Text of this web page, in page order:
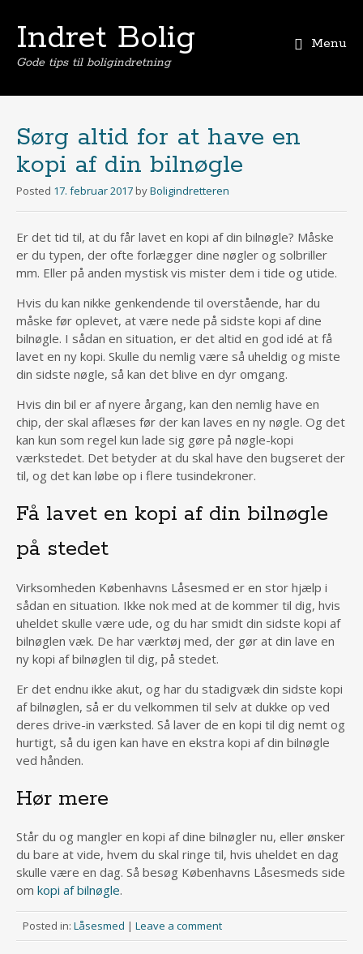
Indret Bolig
Gode tips til boligindretning
Menu
Sørg altid for at have en
kopi af din bilnøgle
Posted 17. februar 2017 byBoligindretteren
Er det tid til, at du får lavet en kopi af din bilnøgle? Måske
er du typen, der ofte forlægger dine nøgler og solbriller
mm. Eller på anden mystisk vis mister dem i tide og utide.
Hvis du kan nikke genkendende til overstående, har du
måske før oplevet, at være nede på sidste kopi af dine
bilnøgle. I sådan en situation, er det altid en god idé at få
lavet en ny kopi. Skulle du nemlig være så uheldig og miste
din sidste nøgle, så kan det blive en dyr omgang.
Hvis din bil er af nyere årgang, kan den nemlig have en
chip, der skal aflæses før der kan laves en ny nøgle. Og det
kan kun som regel kun lade sig gøre på nøgle-kopi
værkstedet. Det betyder at du skal have den bugseret der
til, og det kan løbe op i flere tusindekroner.
Få lavet en kopi af din bilnøgle
på stedet
Virksomheden Københavns Låsesmed er en stor hjælp i
sådan en situation. Ikke nok med at de kommer til dig, hvis
uheldet skulle være ude, og du har smidt din sidste kopi af
bilnøglen væk. De har værktøj med, der gør at din lave en
ny kopi af bilnøglen til dig, på stedet.
Er det endnu ikke akut, og har du stadigvæk din sidste kopi
af bilnøglen, så er du velkommen til selv at dukke op ved
deres drive-in værksted. Så laver de en kopi til dig nemt og
hurtigt, så du igen kan have en ekstra kopi af din bilnøgle
ved hånden.
Hør mere
Står du og mangler en kopi af dine bilnøgler nu, eller ønsker
du bare at vide, hvem du skal ringe til, hvis uheldet en dag
skulle være en dag. Så besøg Københavns Låsesmeds side
om kopi af bilnøgle.
Posted in: Låsesmed | Leave a comment